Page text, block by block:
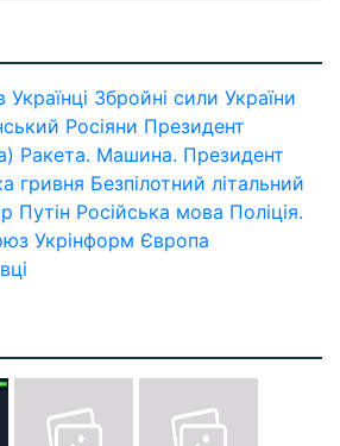
Українці Збройні сили України
Росіяни Президент
Ракета. Машина. Президент
гривня Безпілотний літальний
Путін Російська мова Поліція.
Укрінформ Європа